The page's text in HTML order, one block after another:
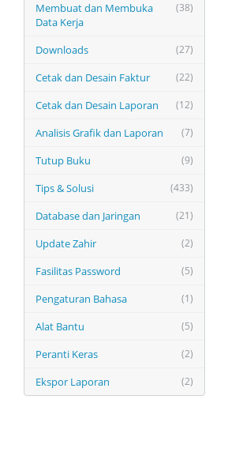
(38)
Membuat dan Membuka
Data Kerja
(27)
Downloads
(22)
Cetak dan Desain Faktur
(12)
Cetak dan Desain Laporan
(7)
Analisis Grafik dan Laporan
(9)
Tutup Buku
(433)
Tips & Solusi
(21)
Database dan Jaringan
(2)
Update Zahir
(5)
Fasilitas Password
(1)
Pengaturan Bahasa
(5)
Alat Bantu
(2)
Peranti Keras
(2)
Ekspor Laporan